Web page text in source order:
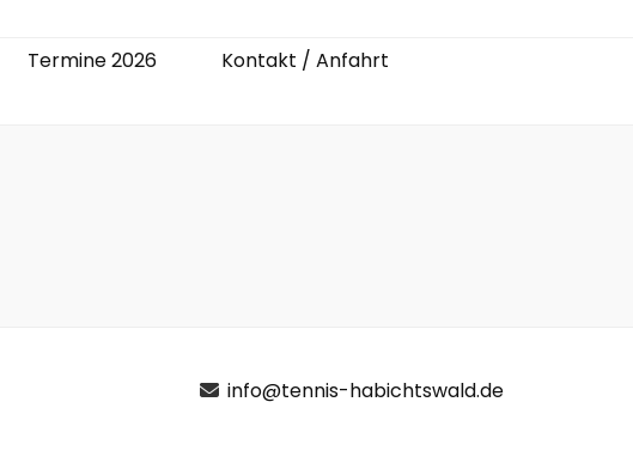
Termine 2026
Kontakt / Anfahrt
info@tennis-habichtswald.de